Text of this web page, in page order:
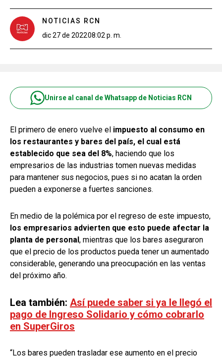
NOTICIAS RCN
dic 27 de 202208:02 p. m.
Unirse al canal de Whatsapp de Noticias RCN
El primero de enero vuelve el impuesto al consumo en
los restaurantes y bares del país, el cual está
establecido que sea del 8%, haciendo que los
empresarios de las industrias tomen nuevas medidas
para mantener sus negocios, pues si no acatan la orden
pueden a exponerse a fuertes sanciones.
En medio de la polémica por el regreso de este impuesto,
los empresarios advierten que esto puede afectar la
planta de personal, mientras que los bares aseguraron
que el precio de los productos pueda tener un aumentado
considerable, generando una preocupación en las ventas
del próximo año.
Lea también: Así puede saber si ya le llegó el
pago de Ingreso Solidario y cómo cobrarlo
en SuperGiros
“Los bares pueden trasladar ese aumento en el precio